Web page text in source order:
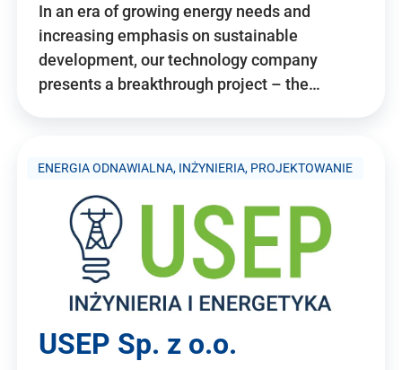
In an era of growing energy needs and
increasing emphasis on sustainable
development, our technology company
presents a breakthrough project – the…
ENERGIA ODNAWIALNA, INŻYNIERIA, PROJEKTOWANIE
USEP Sp. z o.o.